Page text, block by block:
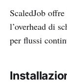
ScaledJob
l’overhead di
per flussi